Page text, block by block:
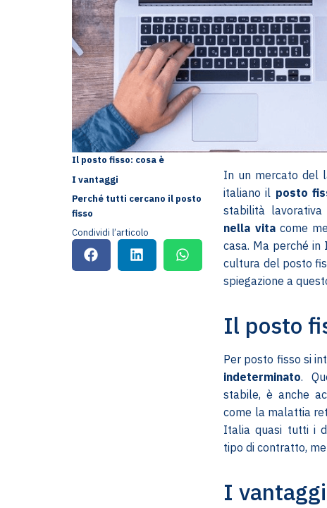
Il posto fisso: cosa è
I vantaggi
Perché tutti cercano il posto
fisso
Condividi l’articolo
In un mercato del
italiano il posto
stabilità
nella vitacome
casa. Ma perché
cultura del posto
spiegazione a
Il posto
Per posto fisso si
indeterminato.
stabile, è anche
come la malattia
Italia quasi tutti i
tipo di contratto,
I vantaggi